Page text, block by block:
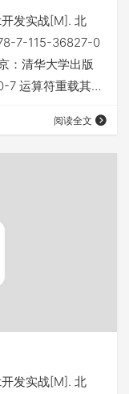
发实战[M]. 北
7-115-36827-0
：清华大学出版
运算符重载其实
数运算符分为
重载语法形式：
阅读全文
发实战[M]. 北